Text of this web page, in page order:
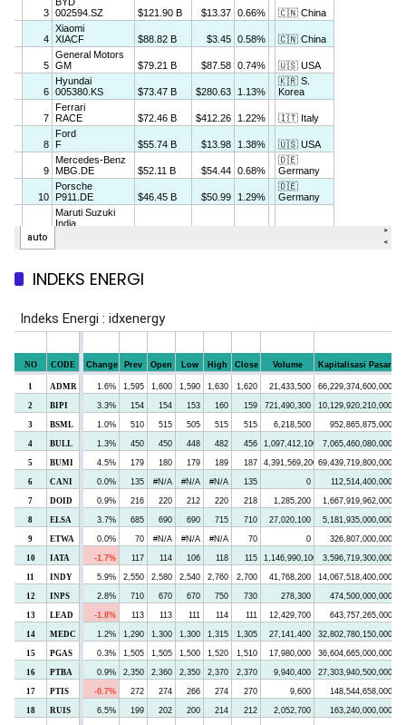
INDEKS ENERGI